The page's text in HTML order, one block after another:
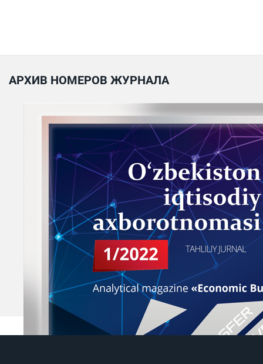
АРХИВ НОМЕРОВ ЖУРНАЛА